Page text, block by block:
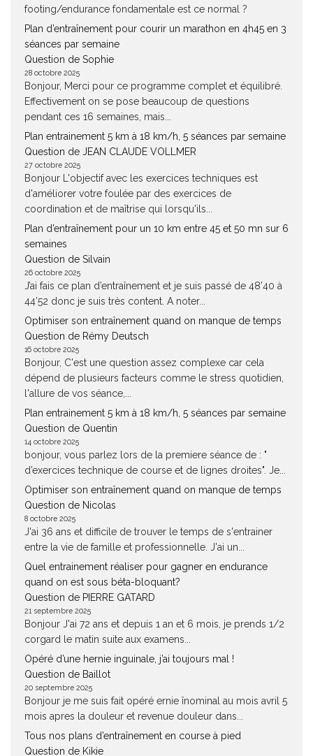
footing/endurance fondamentale est ce normal ?
Plan d’entraînement pour courir un marathon en 4h45 en 3
séances par semaine
Question de Sophie
28 octobre 2025
Bonjour, Merci pour ce programme complet et équilibré.
Effectivement on se pose beaucoup de questions
pendant ces 16 semaines, mais...
Plan entrainement 5 km à 18 km/h, 5 séances par semaine
Question de JEAN CLAUDE VOLLMER
27 octobre 2025
Bonjour L'objectif avec les exercices techniques est
d'améliorer votre foulée par des exercices de
coordination et de maîtrise qui lorsqu'ils...
Plan d’entraînement pour un 10 km entre 45 et 50 mn sur 6
semaines
Question de Silvain
26 octobre 2025
J’ai fais ce plan d’entraînement et je suis passé de 48’40 à
44’52 donc je suis très content. A noter...
Optimiser son entraînement quand on manque de temps
Question de Rémy Deutsch
16 octobre 2025
Bonjour, C'est une question assez complexe car cela
dépend de plusieurs facteurs comme le stress quotidien,
l'allure de vos séance,...
Plan entrainement 5 km à 18 km/h, 5 séances par semaine
Question de Quentin
14 octobre 2025
bonjour, vous parlez lors de la premiere séance de : "
d’exercices technique de course et de lignes droites". Je...
Optimiser son entraînement quand on manque de temps
Question de Nicolas
8 octobre 2025
J'ai 36 ans et difficile de trouver le temps de s'entrainer
entre la vie de famille et professionnelle. J'ai un...
Quel entrainement réaliser pour gagner en endurance
quand on est sous béta-bloquant?
Question de PIERRE GATARD
21 septembre 2025
Bonjour J'ai 72 ans et depuis 1 an et 6 mois, je prends 1/2
corgard le matin suite aux examens...
Opéré d’une hernie inguinale, j’ai toujours mal !
Question de Baillot
20 septembre 2025
Bonjour je me suis fait opéré ernie înominal au mois avril 5
mois apres la douleur et revenue douleur dans...
Tous nos plans d’entraînement en course à pied
Question de Kikie